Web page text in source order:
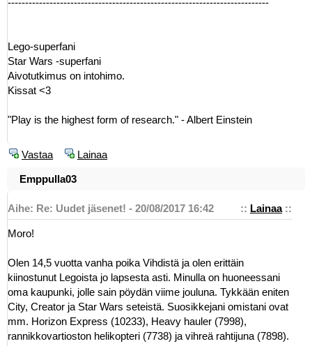
---------------------------------------------------------------------------
Lego-superfani
Star Wars -superfani
Aivotutkimus on intohimo.
Kissat <3
"Play is the highest form of research." - Albert Einstein
Vastaa Lainaa
Emppulla03
:: Lainaa::
Aihe: Re: Uudet jäsenet! - 20/08/2017 16:42
Moro!
Olen 14,5 vuotta vanha poika Vihdistä ja olen erittäin
kiinostunut Legoista jo lapsesta asti. Minulla on huoneessani
oma kaupunki, jolle sain pöydän viime jouluna. Tykkään eniten
City, Creator ja Star Wars seteistä. Suosikkejani omistani ovat
mm. Horizon Express (10233), Heavy hauler (7998),
rannikkovartioston helikopteri (7738) ja vihreä rahtijuna (7898).